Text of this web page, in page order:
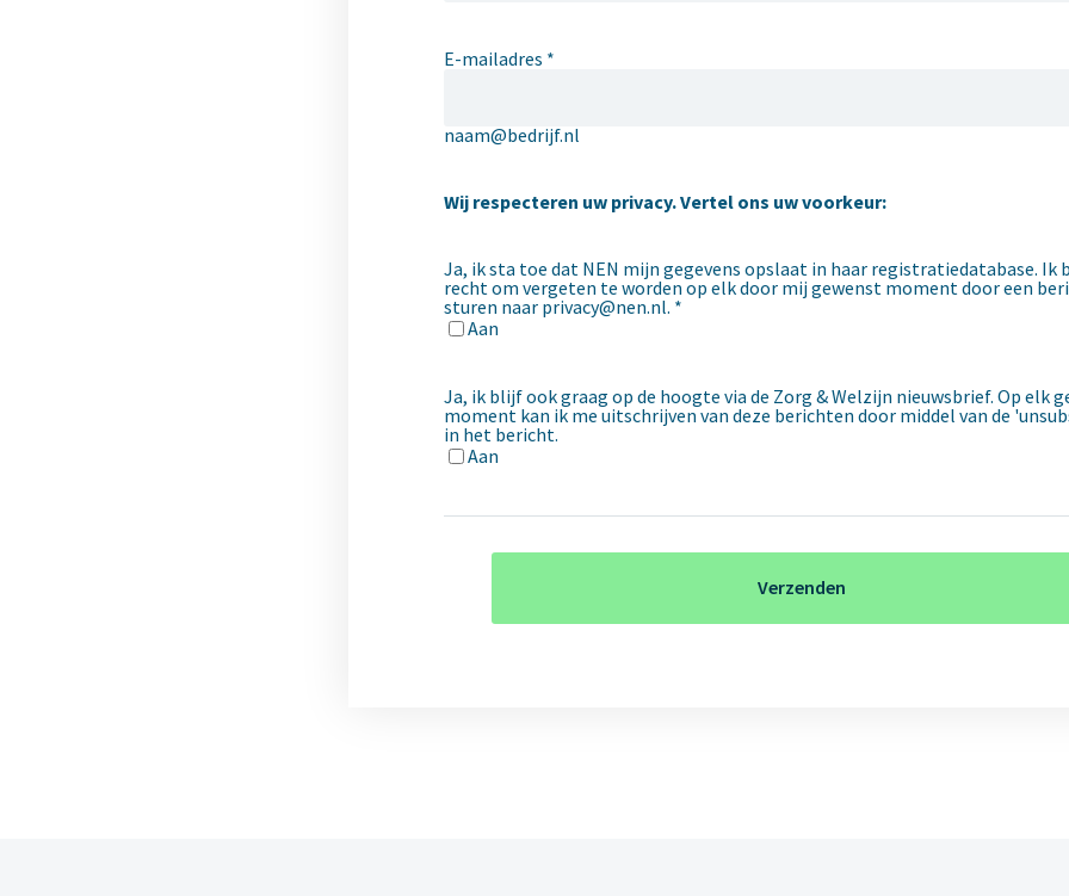
E-mailadres *
naam@bedrijf.nl
Wij respecteren uw privacy. Vertel ons uw voorkeur:
Ja, ik sta toe dat NEN mijn gegevens opslaat in haar registratiedatabase. Ik
recht om vergeten te worden op elk door mij gewenst moment door een
sturen naar privacy@nen.nl. *
Aan
Ja, ik blijf ook graag op de hoogte via de Zorg & Welzijn nieuwsbrief. Op elk
moment kan ik me uitschrijven van deze berichten door middel van de
in het bericht.
Aan